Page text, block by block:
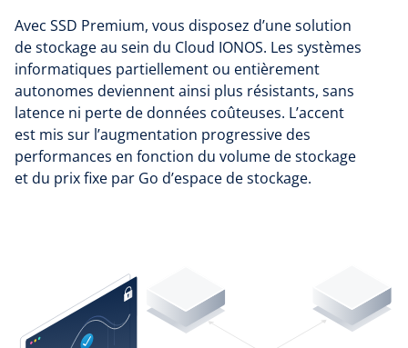
Avec SSD Premium, vous disposez d’une solution
de stockage au sein du Cloud IONOS. Les systèmes
informatiques partiellement ou entièrement
autonomes deviennent ainsi plus résistants, sans
latence ni perte de données coûteuses. L’accent
est mis sur l’augmentation progressive des
performances en fonction du volume de stockage
et du prix fixe par Go d’espace de stockage.